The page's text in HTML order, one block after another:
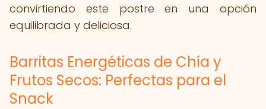
convirtiendo este postre en una opción
equilibrada y deliciosa.
Barritas Energéticas de Chía y
Frutos Secos: Perfectas para el
Snack